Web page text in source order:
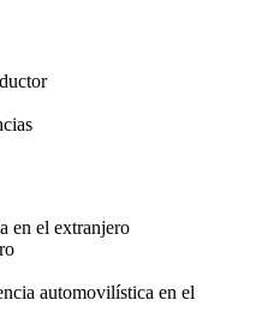
en el extranjero
automovilística en el